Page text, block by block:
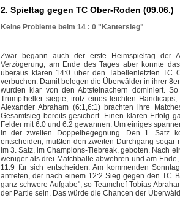
2. Spieltag gegen TC Ober-Roden (09.06.)
Keine Probleme beim 14 : 0 "Kantersieg"
Zwar begann auch der erste Heimspieltag der
Verzögerung, am Ende des Tages aber konnte
überaus klaren 14:0 über den Tabellenletzten TC
verbuchen. Damit belegen die Überwälder in ihrer
wurden klar von den Abtsteinachern dominiert.
Trumpfheller siegte, trotz eines leichten
Alexander Abraham (6:1,6:1) brachten ihre
Gesamtsieg bereits gesichert. Einen klaren Erfolg
Felder mit 6:0 und 6:2 gewannen. Um einiges
in der zweiten Doppelbegegnung. Den 1. Satz
entscheiden, mußten den zweiten Durchgang
im 3. Satz, im Champions-Tiebreak, geboten. Nach
weniger als drei Matchbälle abwehren und am
11:9 für sich entscheiden. Am kommenden
antreten, der nach einem 12:2 Sieg gegen den TC
ganz schwere Aufgabe", so Teamchef Tobias
der Partie sein. Das würde die Chancen der